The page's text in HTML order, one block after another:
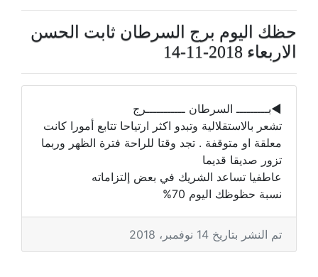
حظك اليوم برج السرطان ثابت الحسن
الاربعاء 2018-11-14
◀بـــــــــ السرطان ـــــــــــرج
تشعر بالاستقلالية وتبدو اكثر ارتياحا تتابع أمورا كانت
معلقة او متوقفة . تجد وقتا للراحة فترة الظهر وربما
تزور صديقا قديما
عاطفيا تساعد الشريك في بعض إلتزاماته
نسبة حظوظك اليوم 70%
تم النشر بتاريخ 14 نوفمبر، 2018